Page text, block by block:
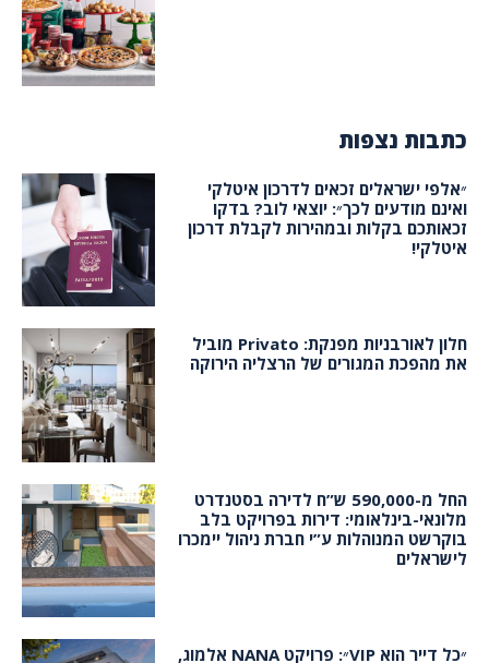
כתבות נצפות
״אלפי ישראלים זכאים לדרכון איטלקי
ואינם מודעים לכך״: יוצאי לוב? בדקו
זכאותכם בקלות ובמהירות לקבלת דרכון
איטלקי!
חלון לאורבניות מפנקת: Privato מוביל
את מהפכת המגורים של הרצליה הירוקה
החל מ-590,000 ש”ח לדירה בסטנדרט
מלונאי-בינלאומי: דירות בפרויקט בלב
בוקרשט המנוהלות ע”י חברת ניהול יימכרו
לישראלים
״כל דייר הוא VIP״: פרויקט NANA אלמוג,